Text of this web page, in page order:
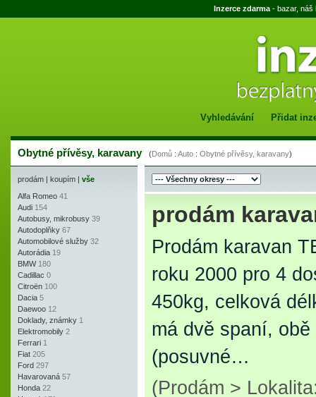
Inzerce zdarma - bazar, náš
Vyhledávání Přidat
Obytné přívěsy, karavany (Domů : Auto : Obytné přívěsy, karavany)
prodám | koupím | vše
Alfa Romeo 41
Audi 154
Autobusy, mikrobusy 39
Autodoplňky 67
Automobilové služby 32
Autorádia 19
BMW 180
Cadillac 0
Citroën 100
Dacia 5
Daewoo 12
Doklady, známky 1
Elektromobily 2
Ferrari 1
Fiat 205
Ford 297
Havarovaná 57
Honda 22
prodám
Prodám karavan
roku 2000 pro 4
450kg, celková
má dvě spaní,
(posuvné…
(Prodám >